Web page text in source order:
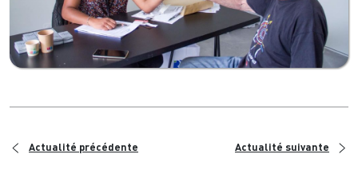
< Actualité précédente >
Actualité suivante